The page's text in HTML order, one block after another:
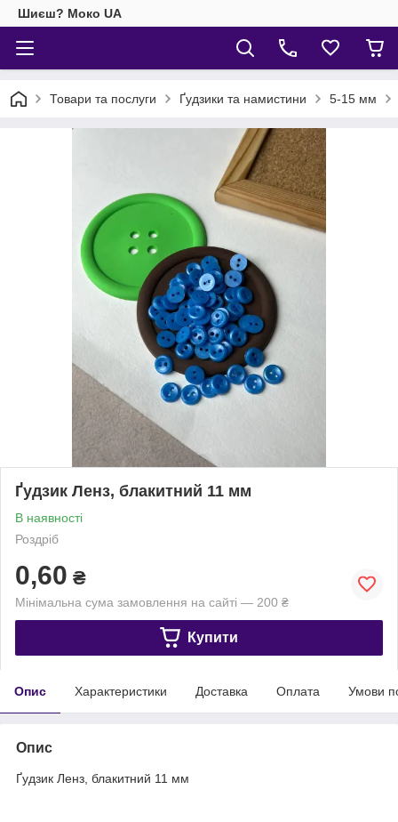
Шиєш? Моко UA
Товари та послуги Ґудзики та намистини 5-15 мм
Ґудзик Ленз, блакитний 11 мм
В наявності
Роздріб
0,60 ₴
Мінімальна сума замовлення на сайті — 200 ₴
Купити
Опис Характеристики Доставка Оплата Умови
Опис
Ґудзик Ленз, блакитний 11 мм